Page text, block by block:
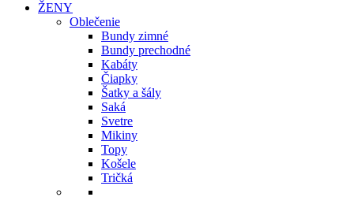
ŽENY
Oblečenie
Bundy zimné
Bundy prechodné
Kabáty
Čiapky
Šatky a šály
Saká
Svetre
Mikiny
Topy
Košele
Tričká